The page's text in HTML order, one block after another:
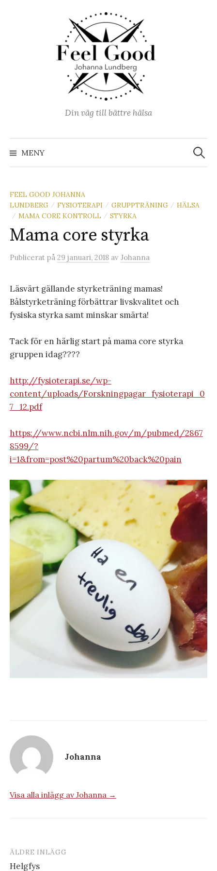
Din väg till bättre hälsa
MENY
Sök
efter:
FEEL GOOD JOHANNA
LUNDBERG / FYSIOTERAPI / GRUPPTRÄNING / HÄLSA
/ MAMA CORE KONTROLL / STYRKA
Mama core styrka
Publicerat på 29 januari, 2018 av Johanna
Läsvärt gällande styrketräning mamas!
Bålstyrketräning förbättrar livskvalitet och
fysiska styrka samt minskar smärta!
Tack för en härlig start på mama core styrka
gruppen idag????
http://fysioterapi.se/wp-
content/uploads/Forskningpagar_fysioterapi_0
7_12.pdf
https://www.ncbi.nlm.nih.gov/m/pubmed/2867
8599/?
i=1&from=post%20partum%20back%20pain
Johanna
Visa alla inlägg av Johanna →
Inläggsnavigering
ÄLDRE INLÄGG
Helgfys